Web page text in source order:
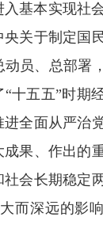
基本实现社
关于制定国
员、总部署
十五五”时期
全面从严治
果、作出的
会长期稳定
而深远的影